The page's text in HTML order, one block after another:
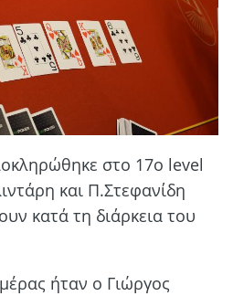
στο 17ο level
και Π.Στεφανίδη
κατά τη διάρκεια του
ήταν ο Γιώργος